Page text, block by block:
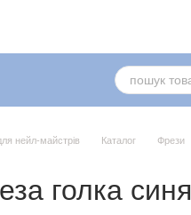
нейл-майстрів Каталог Фрези
голка синя